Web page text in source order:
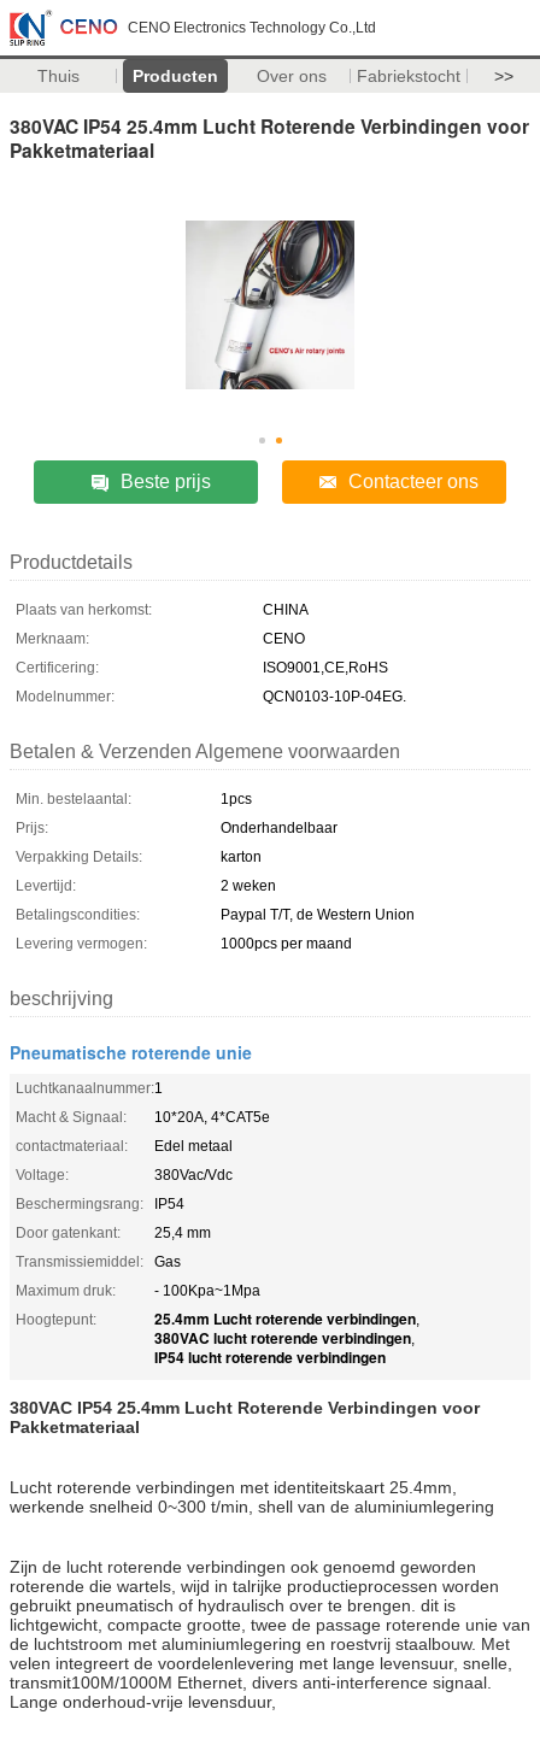
CENO Electronics Technology Co.,Ltd
Thuis Producten Over ons Fabriekstocht >>
380VAC IP54 25.4mm Lucht Roterende Verbindingen voor
Pakketmateriaal
Beste prijs Contacteer ons
Productdetails
Plaats van herkomst:
CHINA
Merknaam:
CENO
Certificering:
ISO9001,CE,RoHS
Modelnummer:
QCN0103-10P-04EG.
Betalen & Verzenden Algemene voorwaarden
Min. bestelaantal:
1pcs
Prijs:
Onderhandelbaar
Verpakking Details:
karton
Levertijd:
2 weken
Betalingscondities:
Paypal T/T, de Western Union
Levering vermogen:
1000pcs per maand
beschrijving
Pneumatische roterende unie
Luchtkanaalnummer:1
Macht & Signaal:
10*20A, 4*CAT5e
contactmateriaal:
Edel metaal
Voltage:
380Vac/Vdc
Beschermingsrang:
IP54
Door gatenkant:
25,4 mm
Transmissiemiddel:
Gas
Maximum druk:
- 100Kpa~1Mpa
Hoogtepunt:
25.4mm Lucht roterende verbindingen,
380VAC lucht roterende verbindingen,
IP54 lucht roterende verbindingen
380VAC IP54 25.4mm Lucht Roterende Verbindingen voor
Pakketmateriaal
Lucht roterende verbindingen met identiteitskaart 25.4mm,
werkende snelheid 0~300 t/min, shell van de aluminiumlegering
Zijn de lucht roterende verbindingen ook genoemd geworden
roterende die wartels, wijd in talrijke productieprocessen worden
gebruikt pneumatisch of hydraulisch over te brengen. dit is
lichtgewicht, compacte grootte, twee de passage roterende unie van
de luchtstroom met aluminiumlegering en roestvrij staalbouw. Met
velen integreert de voordelenlevering met lange levensuur, snelle,
transmit100M/1000M Ethernet, divers anti-interference signaal.
Lange onderhoud-vrije levensduur,